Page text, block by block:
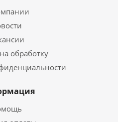
обработку